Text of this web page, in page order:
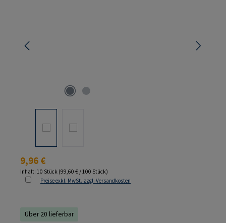
Regulärer Preis:
9,96 €
Inhalt: 10 Stück (99,60 € / 100 Stück)
Preise exkl. MwSt. zzgl. Versandkosten
Über 20 lieferbar